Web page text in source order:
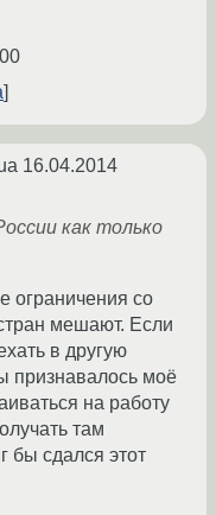
16.04.2014
как только
ограничения со
мешают. Если
в другую
признавалось моё
на работу
там
бы сдался этот